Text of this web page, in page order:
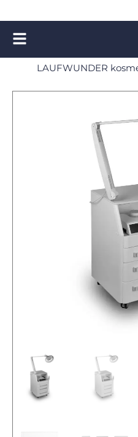
prie
turinio
NEMOKAMAS pristatymas
LAUFWUNDER